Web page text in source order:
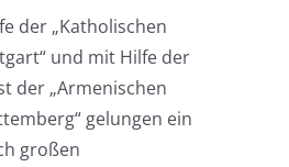
der „Katholischen
und mit Hilfe der
der „Armenischen
gelungen ein
großen